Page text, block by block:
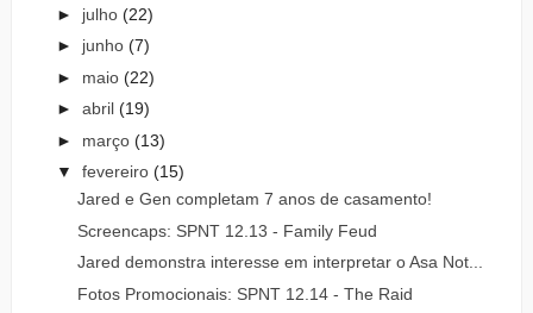
► julho (22)
► junho (7)
► maio (22)
► abril (19)
► março (13)
▼ fevereiro (15)
Jared e Gen completam 7 anos de casamento!
Screencaps: SPNT 12.13 - Family Feud
Jared demonstra interesse em interpretar o Asa Not...
Fotos Promocionais: SPNT 12.14 - The Raid